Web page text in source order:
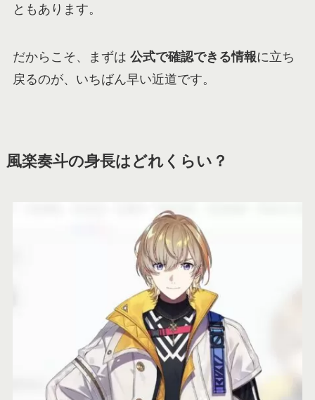
ともあります。
だからこそ、まずは 公式で確認できる情報に立ち
戻るのが、いちばん早い近道です。
風楽奏斗の身長はどれくらい？